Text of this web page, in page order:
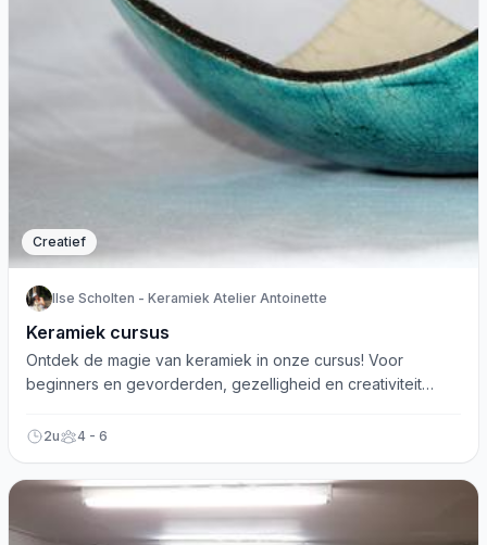
Creatief
Ilse Scholten - Keramiek Atelier Antoinette
Keramiek cursus
Ontdek de magie van keramiek in onze cursus! Voor
beginners en gevorderden, gezelligheid en creativiteit
2u 4 - 6